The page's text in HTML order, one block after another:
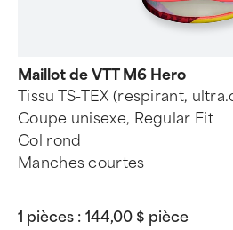
Maillot de VTT M6 Hero
Tissu TS-TEX (respirant,
Coupe unisexe, Regular Fit
Col rond
Manches courtes
1 pièces : 144,00 $ pièce